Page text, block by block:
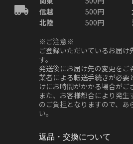
信越
500円
北陸
500円
※ご注意※
ご登録いただいているお届け
す。
発送後にお届け先の変更を
業者による転送手続きが必要
けにお時間がかかる場合がご
また、お客様都合により発
のご負担となりますので、あ
い。
返品・交換について